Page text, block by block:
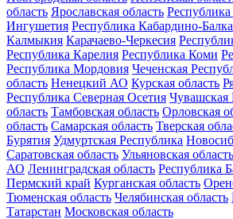
область Ярославская область Республика
Ингушетия Республика Кабардино-
Калмыкия Карачаево-Черкесия
Республика Карелия Республика Коми
Республика Мордовия Чеченская
область Ненецкий АО Курская область
Республика Северная Осетия Чувашская
область Тамбовская область Орловская
область Самарская область Тверская
Бурятия Удмуртская Республика
Саратовская область Ульяновская область
АО Ленинградская область Республика
Пермский край Курганская область
Тюменская область Челябинская область
Татарстан Московская область